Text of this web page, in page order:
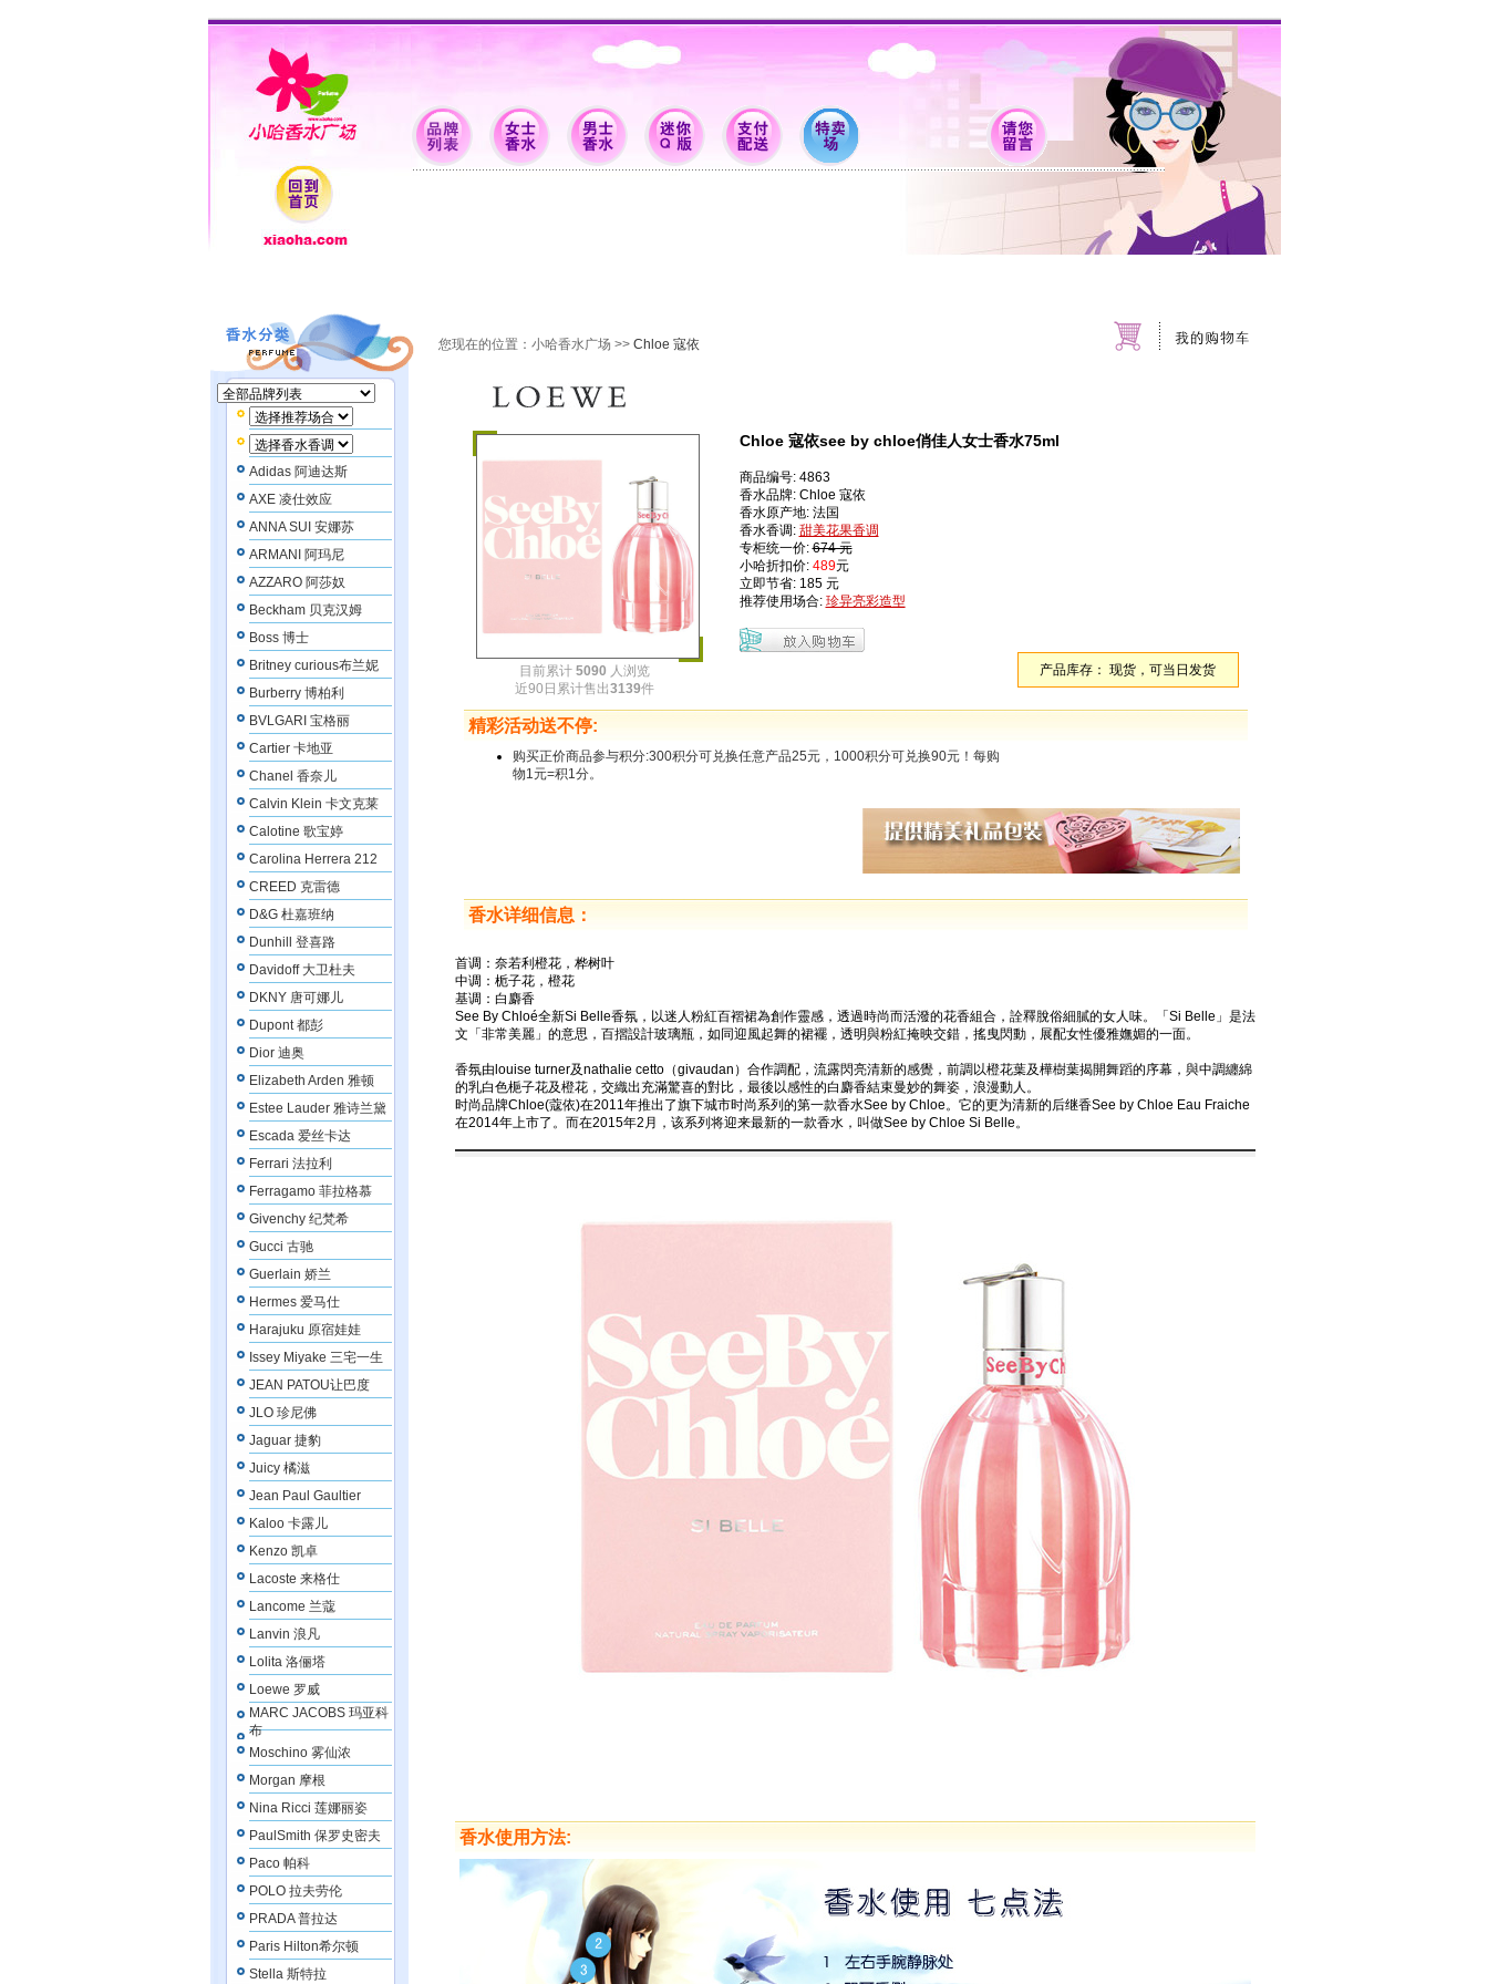
Adidas 阿迪达斯
AXE 凌仕效应
ANNA SUI 安娜苏
ARMANI 阿玛尼
AZZARO 阿莎奴
Beckham 贝克汉姆
Boss 博士
Britney curious布兰妮
Burberry 博柏利
BVLGARI 宝格丽
Cartier 卡地亚
Chanel 香奈儿
Calvin Klein 卡文克莱
Calotine 歌宝婷
Carolina Herrera 212
CREED 克雷德
D&G 杜嘉班纳
Dunhill 登喜路
Davidoff 大卫杜夫
DKNY 唐可娜儿
Dupont 都彭
Dior 迪奥
Elizabeth Arden 雅顿
Estee Lauder 雅诗兰黛
Escada 爱丝卡达
Ferrari 法拉利
Ferragamo 菲拉格慕
Givenchy 纪梵希
Gucci 古驰
Guerlain 娇兰
Hermes 爱马仕
Harajuku 原宿娃娃
Issey Miyake 三宅一生
JEAN PATOU让巴度
JLO 珍尼佛
Jaguar 捷豹
Juicy 橘滋
Jean Paul Gaultier
Kaloo 卡露儿
Kenzo 凯卓
Lacoste 来格仕
Lancome 兰蔻
Lanvin 浪凡
Lolita 洛俪塔
Loewe 罗威
MARC JACOBS 玛亚科
布
Moschino 雾仙浓
Morgan 摩根
Nina Ricci 莲娜丽姿
PaulSmith 保罗史密夫
Paco 帕科
POLO 拉夫劳伦
PRADA 普拉达
Paris Hilton希尔顿
Stella 斯特拉
您现在的位置： 小哈香水广场 >>Chloe 寇依
目前累计 5090 人浏览
近90日累计售出3139件
Chloe 寇依see by chloe俏佳人女士香水75ml
商品编号: 4863
香水品牌: Chloe 寇依
香水原产地: 法国
香水香调: 甜美花果香调
专柜统一价:674 元
小哈折扣价: 489元
立即节省: 185 元
推荐使用场合: 珍异亮彩造型
产品库存： 现货，可当日发货
精彩活动送不停:
购买正价商品参与积分:300积分可兑换任意产品25元，1000积分可兑换90元！每购
物1元=积1分。
香水详细信息：
首调：奈若利橙花，桦树叶
中调：栀子花，橙花
基调：白麝香
See By Chloé全新Si Belle香氛，以迷人粉紅百褶裙為創作靈感，透過時尚而活潑的花香組合，詮釋脫俗細膩的女人味。「Si Belle」是法
文「非常美麗」的意思，百摺設計玻璃瓶，如同迎風起舞的裙襬，透明與粉紅掩映交錯，搖曳閃動，展配女性優雅嫵媚的一面。
香氛由louise turner及nathalie cetto（givaudan）合作調配，流露閃亮清新的感覺，前調以橙花葉及樺樹葉揭開舞蹈的序幕，與中調纏綿
的乳白色梔子花及橙花，交織出充滿驚喜的對比，最後以感性的白麝香結束曼妙的舞姿，浪漫動人。
时尚品牌Chloe(蔻依)在2011年推出了旗下城市时尚系列的第一款香水See by Chloe。它的更为清新的后继香See by Chloe Eau Fraiche
在2014年上市了。而在2015年2月，该系列将迎来最新的一款香水，叫做See by Chloe Si Belle。
香水使用方法: